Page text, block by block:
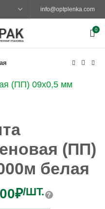
info@optplenka.com
0
(ПП)
белая
₽/ШТ.